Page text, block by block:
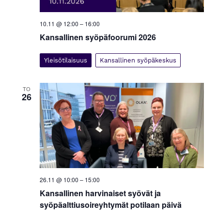
10.11 @ 12:00 – 16:00
Kansallinen syöpäfoorumi 2026
Yleisötilaisuus Kansallinen syöpäkeskus
TO
26
26.11 @ 10:00 – 15:00
Kansallinen harvinaiset syövät ja
syöpäalttiusoireyhtymät potilaan päivä